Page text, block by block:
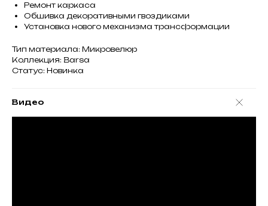
Ремонт каркаса
Обшивка декоративными гвоздиками
Установка нового механизма трансформации
Тип материала: Микровелюр
Коллекция: Barsa
Статус: Новинка
Видео